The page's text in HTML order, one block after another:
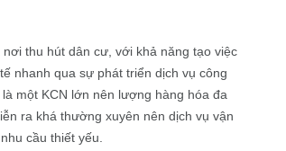
thu hút dân cư, với khả năng tạo việc
nhanh qua sự phát triển dịch vụ công
một KCN lớn nên lượng hàng hóa đa
ra khá thường xuyên nên dịch vụ vận
cầu thiết yếu.